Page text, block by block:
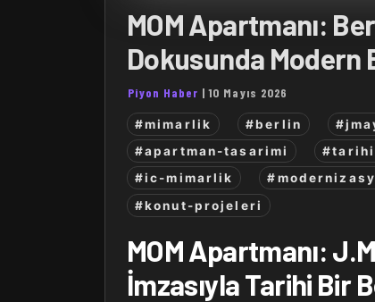
MOM Apartmanı:
Dokusunda Modern
Piyon Haber |10 Mayıs 2026
#mimarlik #berlin
#apartman-tasarimi
#ic-mimarlik
#konut-projeleri
MOM Apartmanı:
İmzasıyla Tarihi Bir